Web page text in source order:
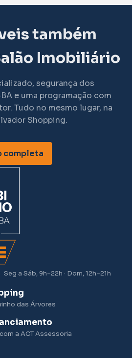
também
Imobiliário
segurança dos
e uma programação com
Tudo no mesmo lugar, na
Shopping.
completa
Seg a Sáb, 9h–22h · Dom, 12h–21h
das Árvores
a ACT Assessoria